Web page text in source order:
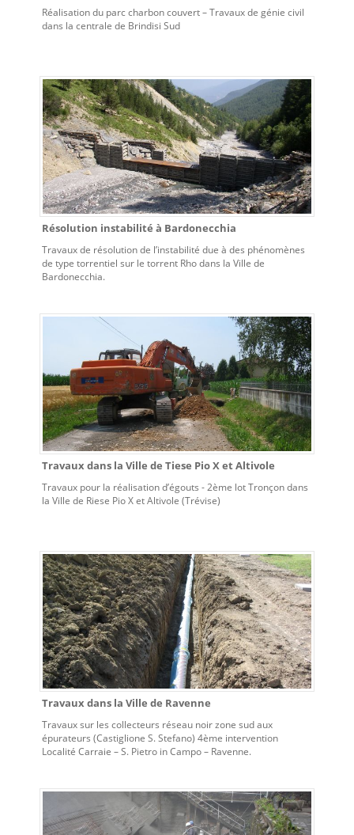
Réalisation du parc charbon couvert – Travaux de génie civil
dans la centrale de Brindisi Sud
Résolution instabilité à Bardonecchia
Travaux de résolution de l’instabilité due à des phénomènes
de type torrentiel sur le torrent Rho dans la Ville de
Bardonecchia.
Travaux dans la Ville de Tiese Pio X et Altivole
Travaux pour la réalisation d’égouts - 2ème lot Tronçon dans
la Ville de Riese Pio X et Altivole (Trévise)
Travaux dans la Ville de Ravenne
Travaux sur les collecteurs réseau noir zone sud aux
épurateurs (Castiglione S. Stefano) 4ème intervention
Localité Carraie – S. Pietro in Campo – Ravenne.